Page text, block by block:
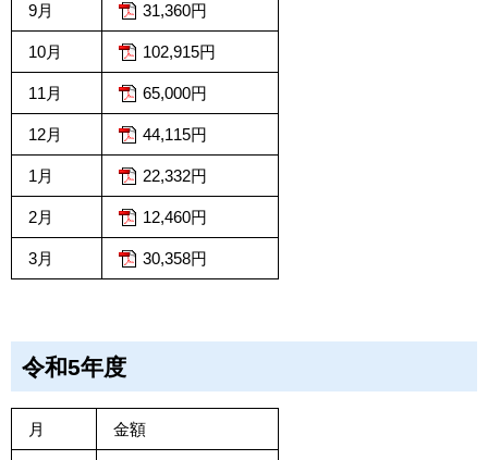
9月 31,360円
10月 102,915円
11月 65,000円
12月 44,115円
1月 22,332円
2月 12,460円
3月 30,358円
令和5年度
月 金額